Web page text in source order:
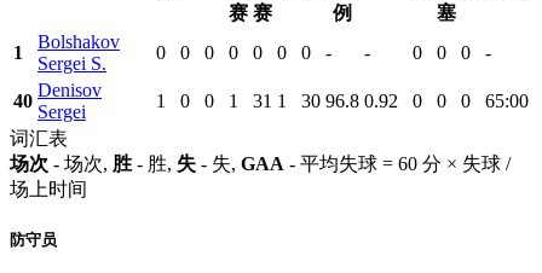
赛 赛
例
塞
1
Bolshakov
Sergei S.
0 0 0 0 0 0 0 - - 0 0 0 -
40
Denisov
Sergei
1 0 0 1 31 1 30 96.8 0.92 0 0 0
65:00
词汇表
场次 - 场次, 胜 - 胜, 失 - 失, GAA - 平均失球 = 60 分 × 失球 /
场上时间
防守员